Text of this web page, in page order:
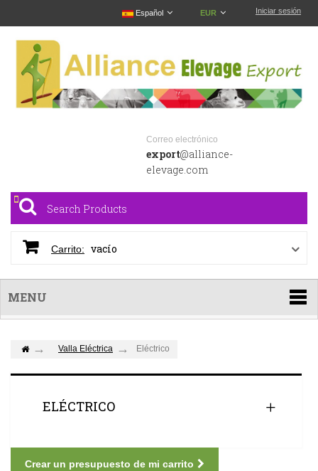
Iniciar sesión
EUR
Español
Correo electrónico
export@alliance-
elevage.com
Carrito: vacío
MENU
Valla Eléctrica Eléctrico
ELÉCTRICO
Crear un presupuesto de mi carrito